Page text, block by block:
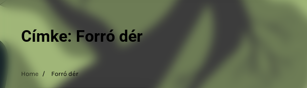
Címke:Forró dér
Home Forró dér